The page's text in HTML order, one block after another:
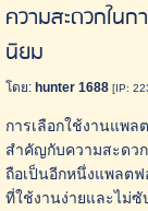
ความสะดวกในก
นิยม
โดย:hunter 1688 [IP:
การเลือกใช้งานแพ
สำคัญกับความสะดว
ถือเป็นอีกหนึ่งแพลต
ที่ใช้งานง่ายและไม่ซั